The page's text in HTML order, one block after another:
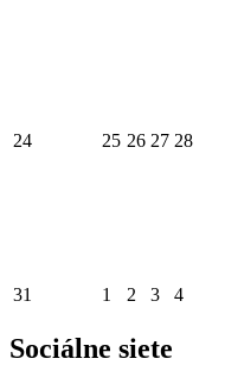
24 25 26 27 28
31
1 2 3 4
Sociálne siete